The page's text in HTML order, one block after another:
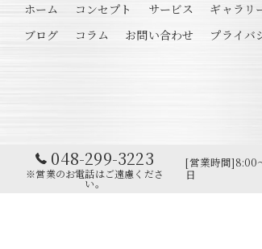
048-299-3223
※営業のお電話はご遠慮くださ
い。
[営業時間]8:00
日
ホーム コンセプト サービス ギャラリ
ブログ
コラム お問い合わせ プライバ